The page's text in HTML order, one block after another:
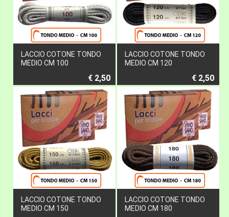
LACCIO COTONE TONDO
MEDIO CM 100
€ 2,50
LACCIO COTONE TONDO
MEDIO CM 120
€ 2,50
LACCIO COTONE TONDO
MEDIO CM 150
LACCIO COTONE TONDO
MEDIO CM 180